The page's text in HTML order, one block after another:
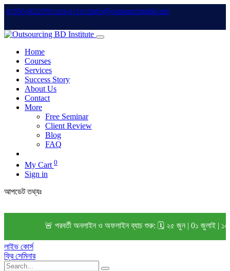
01950-96220701828-015102info@outsourcingbd.net
Home
Courses
Services
Success Story
About Us
Contact
More
Free Seminar
Client Review
Blog
FAQ
My Cart 0
Sign in
আপডেট তথ্যঃ
🚨 পরবর্তী অনলাইন ও অফলাইন ব্যাচ শুরু: 🗓️ ২৫ জুন | 0১ জুলাই | ১৫
লাইভ কোর্স
ফ্রি সেমিনার